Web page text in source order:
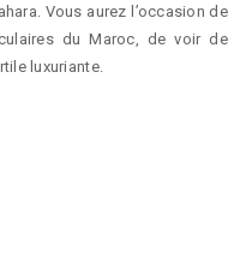
Vous aurez l’occasion de
du Maroc, de voir de
luxuriante.